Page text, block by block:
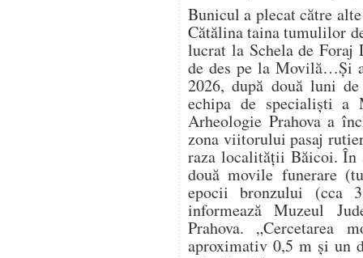
Bunicul a plecat către
Cătălina taina tumulilor
lucrat la Schela de
de des pe la Movilă…Și
2026, după două luni
echipa de specialiști a
Arheologie Prahova a
zona viitorului pasaj
raza localității Băicoi. În
două movile funerare
epocii bronzului (cca
informează Muzeul
Prahova.
aproximativ 0,5 m și un